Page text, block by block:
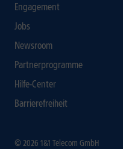
Engagement
Jobs
Newsroom
Partnerprogramme
Hilfe-Center
Barrierefreiheit
© 2026 1&1 Telecom GmbH